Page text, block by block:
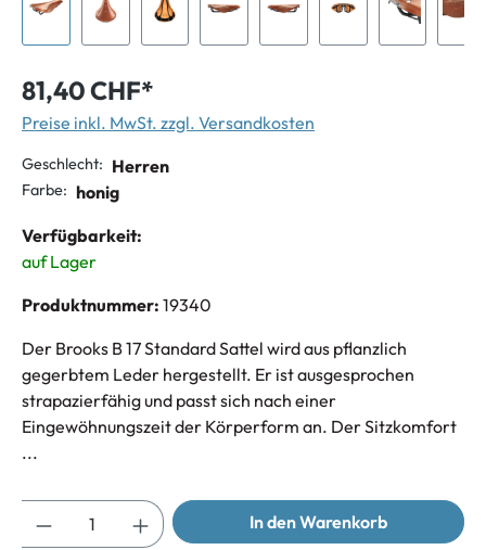
81,40 CHF*
Preise inkl. MwSt. zzgl. Versandkosten
Geschlecht: Herren
Farbe: honig
Verfügbarkeit:
auf Lager
Produktnummer: 19340
Der Brooks B 17 Standard Sattel wird aus pflanzlich
gegerbtem Leder hergestellt. Er ist ausgesprochen
strapazierfähig und passt sich nach einer
Eingewöhnungszeit der Körperform an. Der Sitzkomfort
...
In den Warenkorb